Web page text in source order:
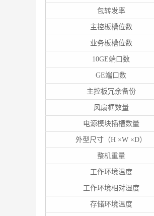
包转发率
主控板槽位数
业务板槽位数
10GE端口数
GE端口数
主控板冗余备份
风扇框数量
电源模块插槽数量
外型尺寸（H ×W ×D）
整机重量
工作环境温度
工作环境相对湿度
存储环境温度